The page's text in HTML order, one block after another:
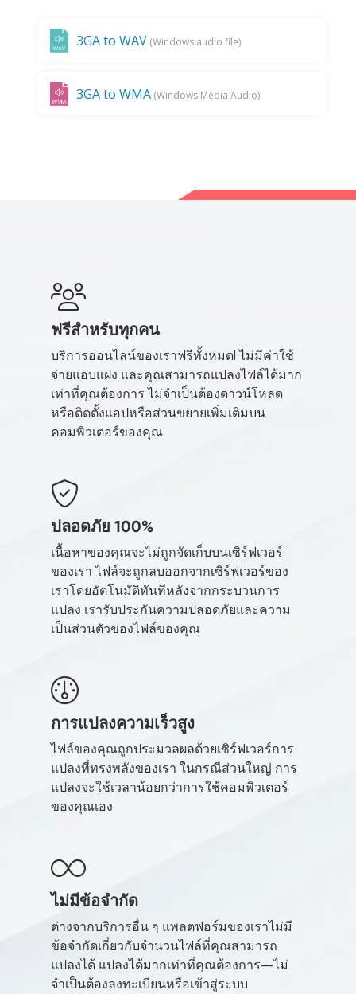
3GA to WAV (Windows audio file)
3GA to WMA (Windows Media Audio)
ฟรีสำหรับทุกคน
บริการออนไลน์ของเราฟรีทั้งหมด! ไม่มีค่าใช้
จ่ายแอบแฝง และคุณสามารถแปลงไฟล์ได้มาก
เท่าที่คุณต้องการ ไม่จำเป็นต้องดาวน์โหลด
หรือติดตั้งแอปหรือส่วนขยายเพิ่มเติมบน
คอมพิวเตอร์ของคุณ
ปลอดภัย 100%
เนื้อหาของคุณจะไม่ถูกจัดเก็บบนเซิร์ฟเวอร์
ของเรา ไฟล์จะถูกลบออกจากเซิร์ฟเวอร์ของ
เราโดยอัตโนมัติทันทีหลังจากกระบวนการ
แปลง เรารับประกันความปลอดภัยและความ
เป็นส่วนตัวของไฟล์ของคุณ
การแปลงความเร็วสูง
ไฟล์ของคุณถูกประมวลผลด้วยเซิร์ฟเวอร์การ
แปลงที่ทรงพลังของเรา ในกรณีส่วนใหญ่ การ
แปลงจะใช้เวลาน้อยกว่าการใช้คอมพิวเตอร์
ของคุณเอง
ไม่มีข้อจำกัด
ต่างจากบริการอื่น ๆ แพลตฟอร์มของเราไม่มี
ข้อจำกัดเกี่ยวกับจำนวนไฟล์ที่คุณสามารถ
แปลงได้ แปลงได้มากเท่าที่คุณต้องการ—ไม่
จำเป็นต้องลงทะเบียนหรือเข้าสู่ระบบ